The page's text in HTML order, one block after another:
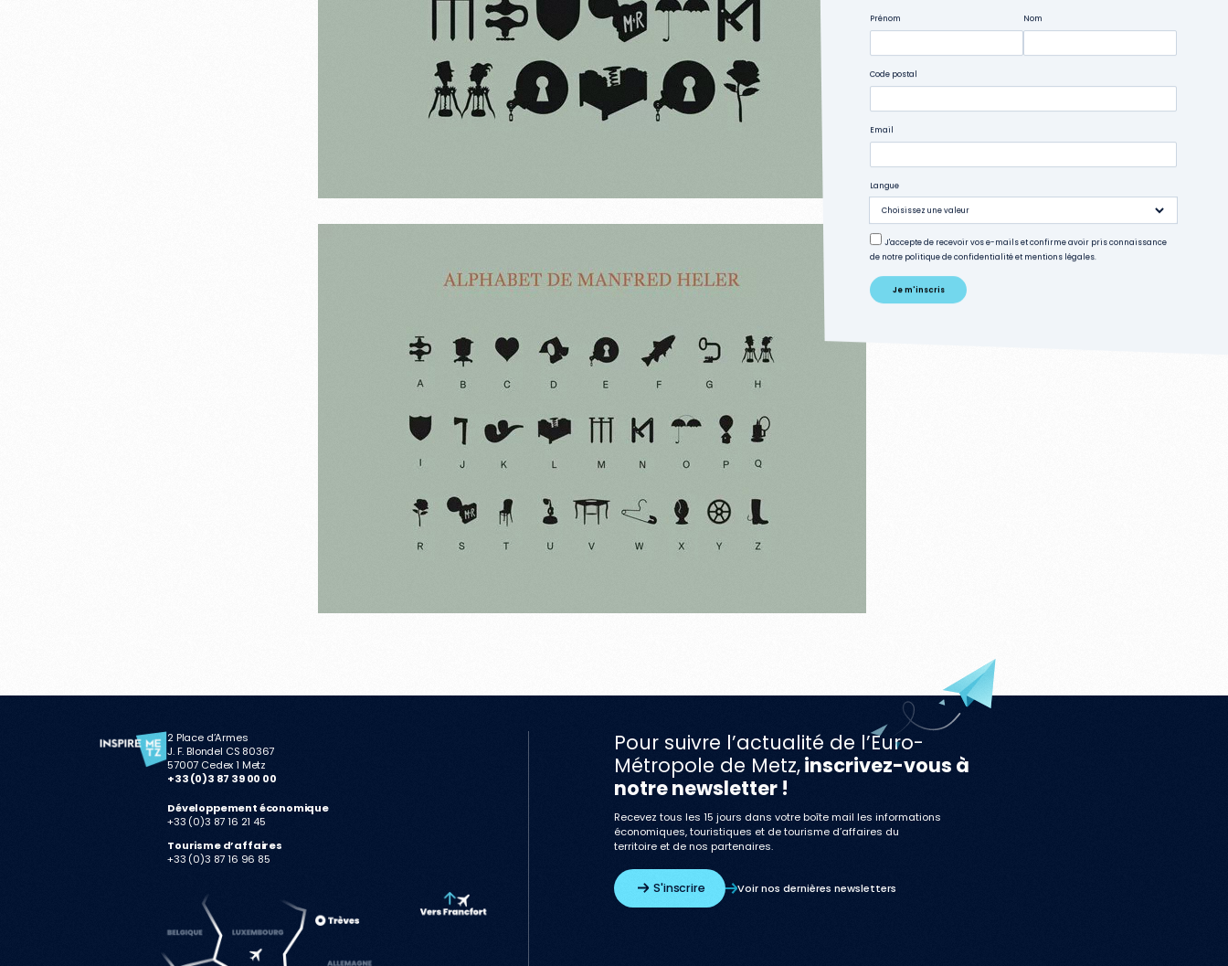
2 Place d’Armes
J. F. Blondel CS 80367
57007 Cedex 1 Metz
+33 (0)3 87 39 00 00
Développement économique
+33 (0)3 87 16 21 45
Tourisme d’affaires
+33 (0)3 87 16 96 85
Pour suivre l’actualité de l’Euro-
Métropole de Metz,inscrivez-vous à
notre newsletter !
Recevez tous les 15 jours dans votre boîte mail les informations
économiques, touristiques et de tourisme d’affaires du
territoire et de nos partenaires.
S'inscrire Voir nos dernières newsletters
Prénom Nom
Code postal
Email
Langue
J'accepte de recevoir vos e-mails et confirme avoir pris connaissance
de notre politique de confidentialité et mentions légales.